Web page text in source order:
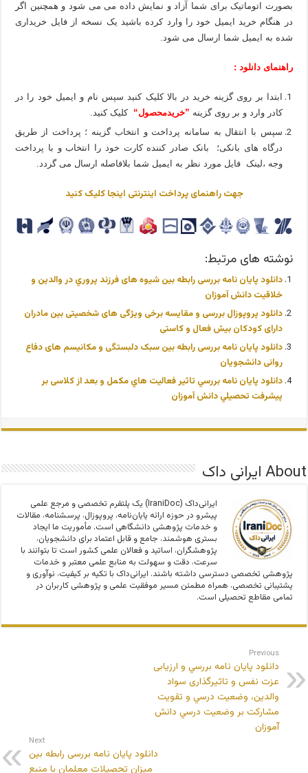
بصورت اتوماتیک برای شما آزاد و نمایش داده می می شود و همچنین اگر
در هنگام خرید ایمیل خود را وارد کرده باشید یک نسخه از فایل خریداری
شده به ایمیل شما ارسال می شود.
راهنمای دانلود :
ابتدا بر روی گزینه خرید در بالا کلیک کنید سپس نام و ایمیل خود را در
کادر وارد و بر روی گزینه ”خریدمحصول“
کلیک کنید.
سپس با انتقال به سامانه پرداخت و انتخاب گزینه ؛ پرداخت از طریق
درگاه های بانکی؛ بانک صادر کننده کارت خود را انتخاب و با پرداخت
وجه ،لینک فایل مورد نظر به ایمیل شما بلافاصله ارسال می گردد.
جهت راهنمای پرداخت اینترنتی اینجا کلیک کنید
نوشته های مرتبط:
دانلود پایان نامه بررسی رابطه بین شیوه های فرزند پروري در والدين و
خلاقيت دانش آموزان
دانلود پروپوزال بررسی و مقایسه برخی ویژگی های شخصیتی بین مادران
دارای کودکان بیش فعال و کاستی
دانلود پایان نامه بررسی رابطه بین سبک دلبستگی و مکانیسم های دفاع
روانی دانشجویان
دانلود پایان نامه بررسي تاثير فعاليت هاي مکمل و بعد از کلاسی بر
پيشرفت تحصيلي دانش آموزان
About ایرانی داک
ایرانی‌داک (IraniDoc) یک پلتفرم تخصصی و مرجع علمی
پیشرو در حوزه ارائه پایان‌نامه، پروپوزال، پرسشنامه، مقالات
و خدمات پژوهشی دانشگاهی است. مأموریت ما ایجاد
بستری هوشمند، جامع و قابل اعتماد برای دانشجویان،
پژوهشگران، اساتید و فعالان علمی کشور است تا بتوانند با
سرعت، دقت و سهولت به منابع علمی معتبر و خدمات
پژوهشی تخصصی دسترسی داشته باشند. ایرانی‌داک با تکیه بر کیفیت، نوآوری و
پشتیبانی تخصصی، همراه مطمئن مسیر موفقیت علمی و پژوهشی کاربران در
تمامی مقاطع تحصیلی است.
Previous
دانلود پایان نامه بررسي و ارزیابی
عزت نفس و تاثیرگذاری سواد
والدين، وضعيت درسي و تقويت
مشاركت بر وضعيت درسي دانش
آموزان
Next
دانلود پایان نامه بررسی رابطه بین
میزان تحصیلات معلمان با منبع